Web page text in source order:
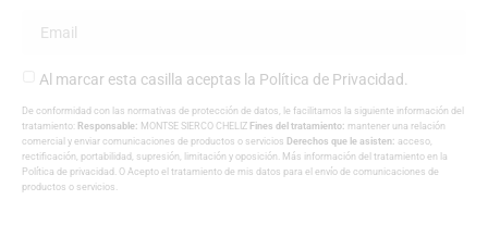
Al marcar esta casilla aceptas la Política de Privacidad.
De conformidad con las normativas de protección de datos, le facilitamos la siguiente información del
tratamiento: Responsable: MONTSE SIERCO CHELIZ Fines del tratamiento: mantener una relación
comercial y enviar comunicaciones de productos o servicios Derechos que le asisten: acceso,
rectificación, portabilidad, supresión, limitación y oposición. Más información del tratamiento en la
Política de privacidad . O Acepto el tratamiento de mis datos para el envío de comunicaciones de
productos o servicios.